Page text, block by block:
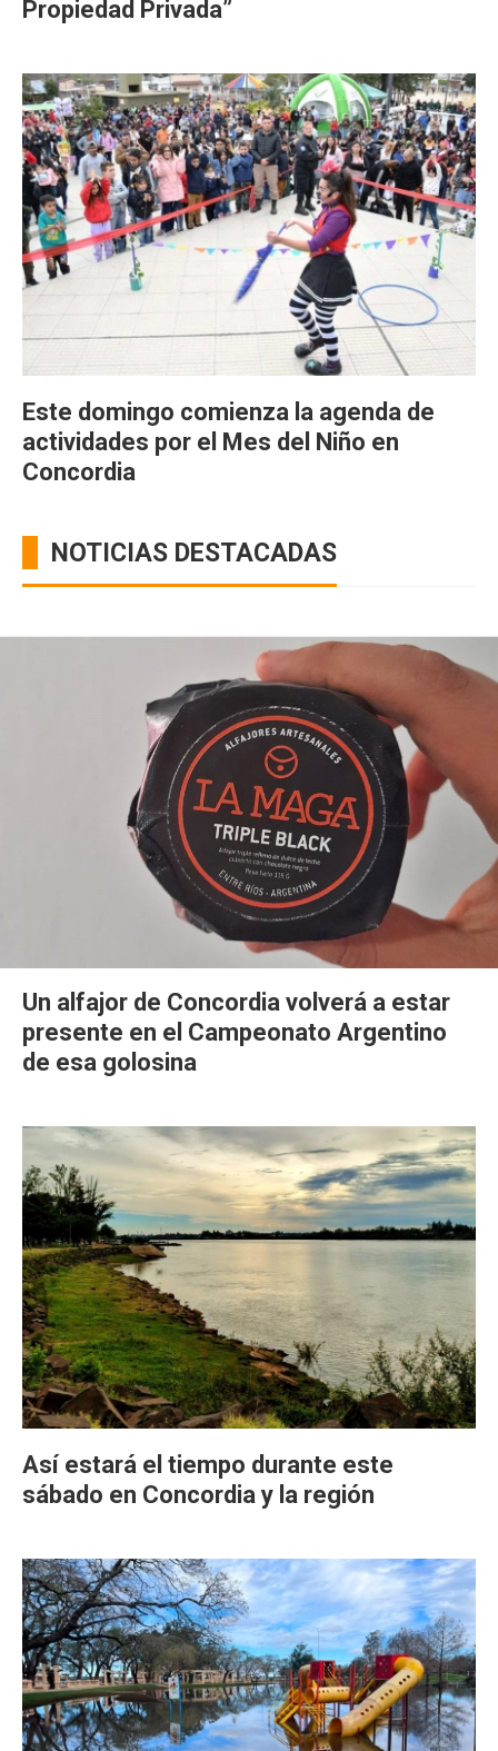
Propiedad Privada”
Este domingo comienza la agenda de
actividades por el Mes del Niño en
Concordia
NOTICIAS DESTACADAS
Un alfajor de Concordia volverá a estar
presente en el Campeonato Argentino
de esa golosina
Así estará el tiempo durante este
sábado en Concordia y la región